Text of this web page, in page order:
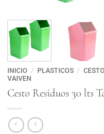
INICIO / PLASTICOS /
VAIVEN
Cesto Residuos 30 lts